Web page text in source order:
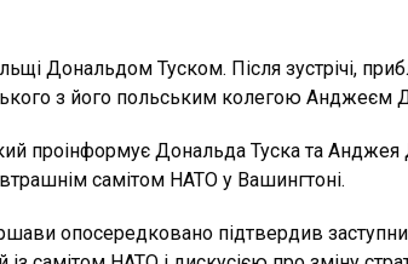
Дональдом Туском. Після зустрічі,
з його польським колегою Анджеєм
проінформує Дональда Туска та Анджея
самітом НАТО у Вашингтоні.
опосередковано підтвердив